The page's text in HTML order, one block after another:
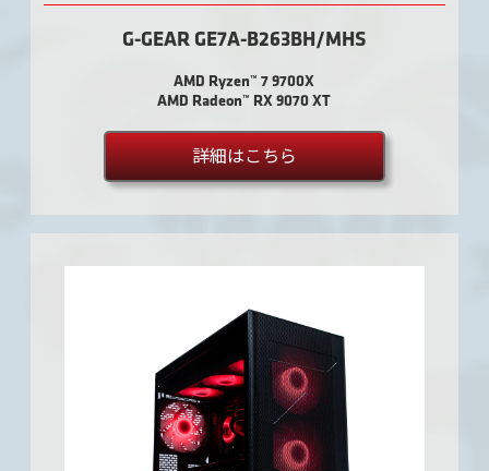
G-GEAR GE7A-B263BH/MHS
AMD Ryzen™ 7 9700X
AMD Radeon™ RX 9070 XT
詳細はこちら